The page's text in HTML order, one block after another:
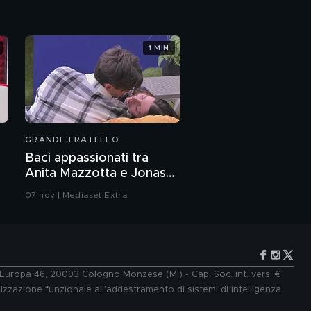
Carolina Marconi: "Noi
ex malati di tumore
siamo discriminati"
Carolina Marconi:
"Lotto per i diritti di chi
ha avuto un tumore"
raccolta firme
dei Famosi"
GRANDE FRATELLO
Baci appassionati tra
Anita Mazzotta e Jonas
07 nov | Mediaset Extra
1 MIN
46, 20093 Cologno Monzese (MI) - Cap. Soc. int. vers. €
funzionale all'addestramento di sistemi di intelligenza